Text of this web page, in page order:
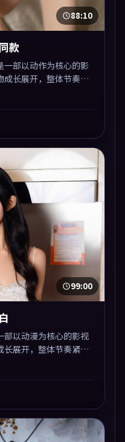
88:10
款
部以动作为核心的影
长展开，整体节奏紧
99:00
以动漫为核心的影视
长展开，整体节奏紧